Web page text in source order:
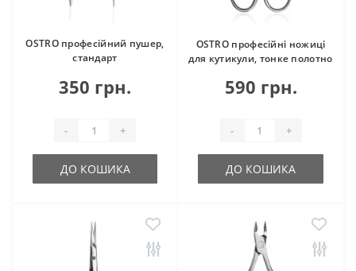
OSTRO професійний пушер,
стандарт
350 грн.
- +
ДО КОШИКА
OSTRO професійні ножиці
для кутикули, тонке полотно
590 грн.
- +
ДО КОШИКА